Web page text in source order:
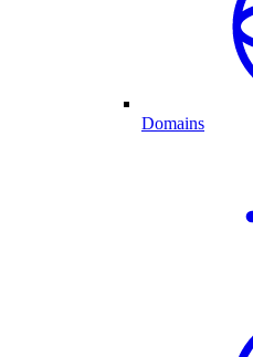
Domains